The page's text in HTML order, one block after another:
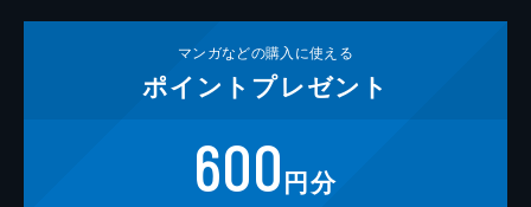
マンガなどの購入に使える
ポイント プレゼント
600円分